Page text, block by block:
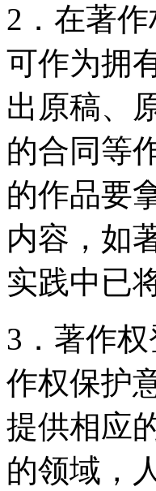
2．在著
可作为拥
出原稿、
的合同等
的作品要
内容，如
实践中已
3．著作
作权保护
提供相应
的领域，